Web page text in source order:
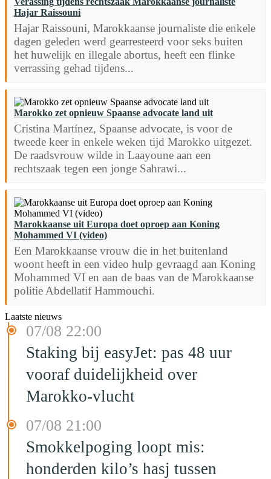
Hajar Raissouni
Hajar Raissouni, Marokkaanse journaliste die enkele
dagen geleden werd gearresteerd voor seks buiten
het huwelijk en illegale abortus, heeft een flinke
verrassing gehad tijdens...
Marokko zet opnieuw Spaanse advocate land uit
Cristina Martínez, Spaanse advocate, is voor de
tweede keer in enkele weken tijd Marokko uitgezet.
De raadsvrouw wilde in Laayoune aan een
rechtszaak tegen een jonge Sahrawi...
Marokkaanse uit Europa doet oproep aan Koning
Mohammed VI (video)
Een Marokkaanse vrouw die in het buitenland
woont heeft in een video hulp gevraagd aan Koning
Mohammed VI en aan de baas van de Marokkaanse
politie Abdellatif Hammouchi.
Laatste nieuws
07/08 22:00
Staking bij easyJet: pas 48 uur
vooraf duidelijkheid over
Marokko-vlucht
07/08 21:00
Smokkelpoging loopt mis:
honderden kilo’s hasj tussen